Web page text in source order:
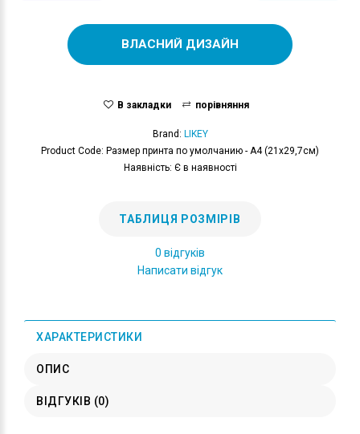
ВЛАСНИЙ ДИЗАЙН
В закладки порівняння
Brand: LIKEY
Product Code: Размер принта по умолчанию - А4 (21x29,7см)
Наявність: Є в наявності
ТАБЛИЦЯ РОЗМІРІВ
0 відгуків
Написати відгук
ХАРАКТЕРИСТИКИ
ОПИС
ВІДГУКІВ (0)